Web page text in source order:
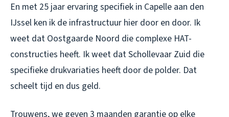
En met 25 jaar ervaring specifiek in Capelle aan den
IJssel ken ik de infrastructuur hier door en door. Ik
weet dat Oostgaarde Noord die complexe HAT-
constructies heeft. Ik weet dat Schollevaar Zuid die
specifieke drukvariaties heeft door de polder. Dat
scheelt tijd en dus geld.
Trouwens, we geven 3 maanden garantie op elke